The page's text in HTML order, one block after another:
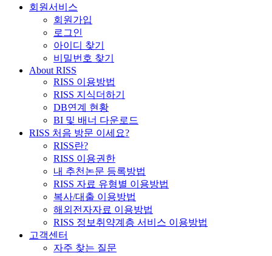
회원서비스
회원가입
로그인
아이디 찾기
비밀번호 찾기
About RISS
RISS 이용방법
RISS 지식더하기
DB연계 현황
BI 및 배너 다운로드
RISS 처음 방문 이세요?
RISS란?
RISS 이용권한
내 추천논문 등록방법
RISS 자료 유형별 이용방법
복사/대출 이용방법
해외전자자료 이용방법
RISS 정보취약계층 서비스 이용방법
고객센터
자주 찾는 질문